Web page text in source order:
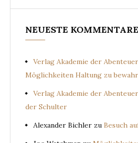
NEUESTE KOMMENTARE
Verlag Akademie der Abenteuer
Möglichkeiten Haltung zu
Verlag Akademie der Abenteuer
der Schulter
Alexander Bichler zu Besuch